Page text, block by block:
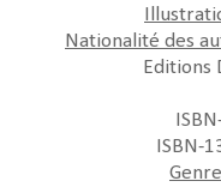
Nationalité des
Editions
ISBN-